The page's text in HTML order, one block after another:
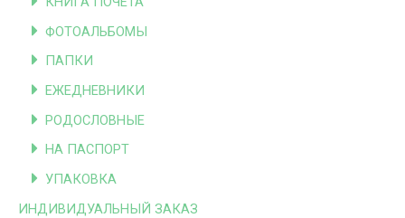
ФОТОАЛЬБОМЫ
ПАПКИ
ЕЖЕДНЕВНИКИ
РОДОСЛОВНЫЕ
НА ПАСПОРТ
УПАКОВКА
ИНДИВИДУАЛЬНЫЙ ЗАКАЗ